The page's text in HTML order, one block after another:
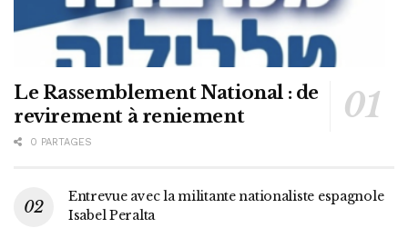
Le Rassemblement National : de
revirement à reniement
0 PARTAGES
Entrevue avec la militante nationaliste espagnole
Isabel Peralta